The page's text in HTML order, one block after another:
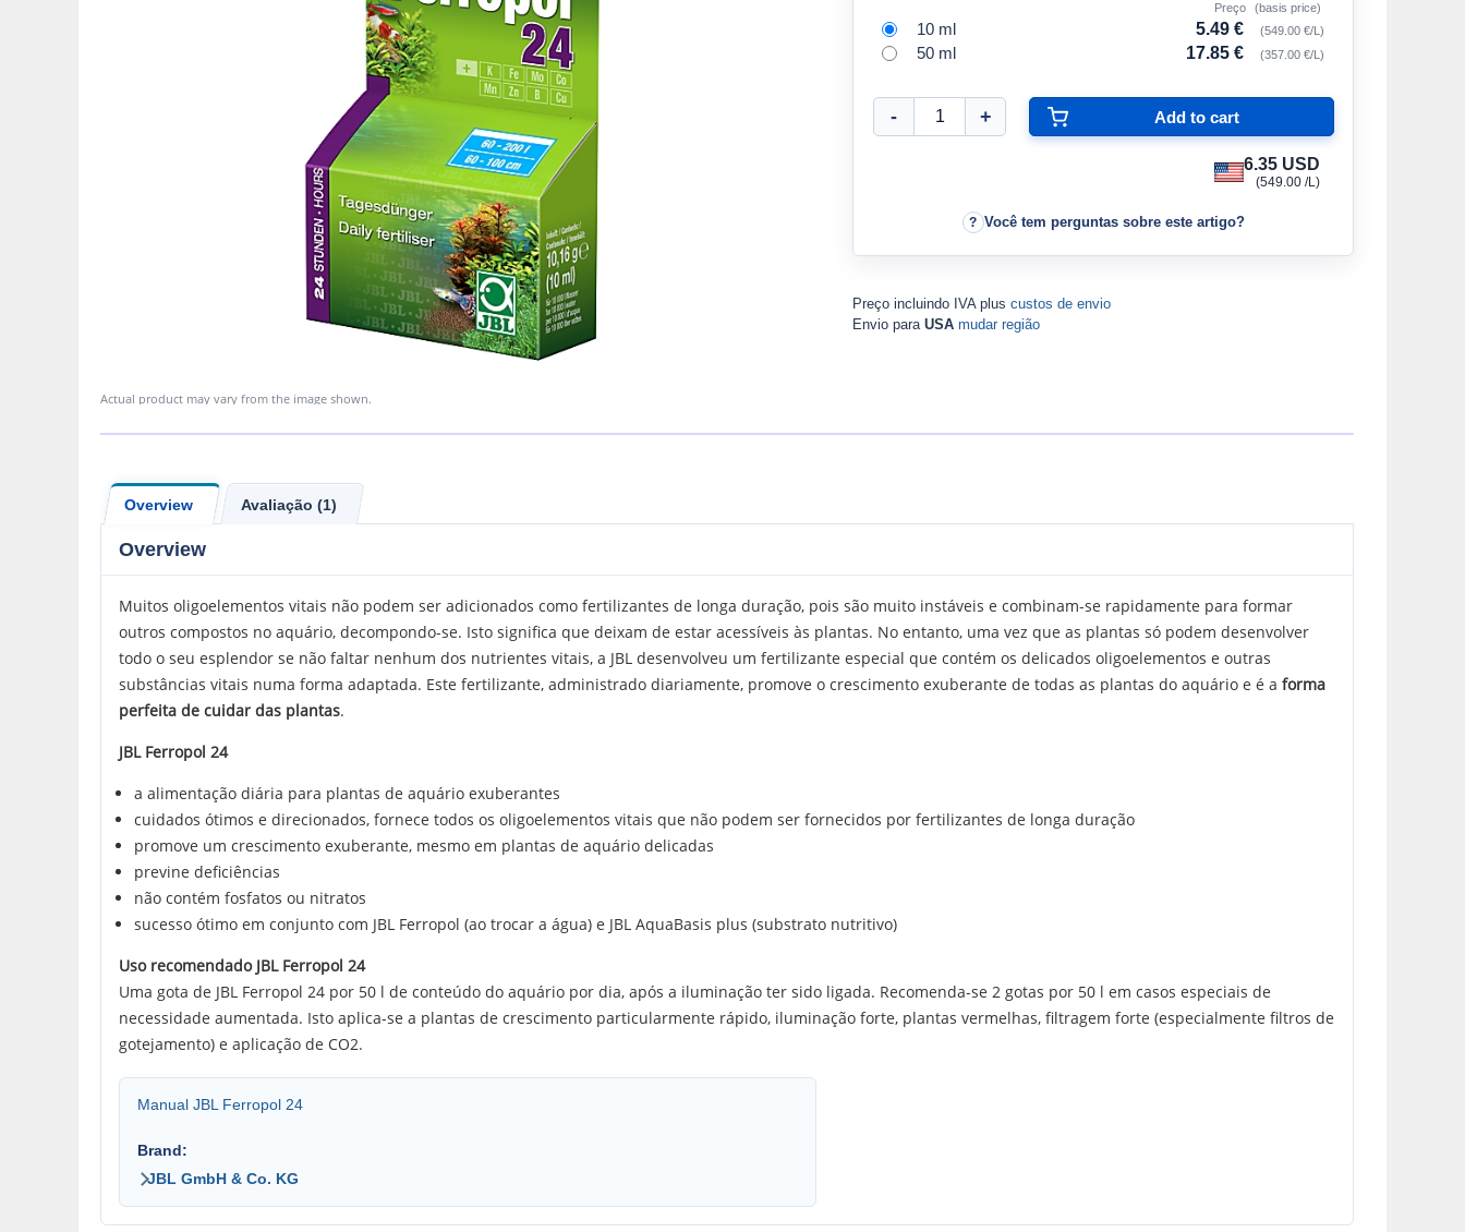
Actual product may vary from the image shown.
Preço (basis price)
10 ml 5.49 € (549.00 €/L)
50 ml 17.85 € (357.00 €/L)
6.35 USD
(549.00 /L)
Você tem perguntas sobre este artigo?
Preço incluindo IVA plus custos de envio
Envio para USA mudar região
Overview Avaliação (1)
Overview
Muitos oligoelementos vitais não podem ser adicionados como fertilizantes de longa duração, pois são muito instáveis e combinam-se rapidamente para formar
outros compostos no aquário, decompondo-se. Isto significa que deixam de estar acessíveis às plantas. No entanto, uma vez que as plantas só podem desenvolver
todo o seu esplendor se não faltar nenhum dos nutrientes vitais, a JBL desenvolveu um fertilizante especial que contém os delicados oligoelementos e outras
substâncias vitais numa forma adaptada. Este fertilizante, administrado diariamente, promove o crescimento exuberante de todas as plantas do aquário e é a forma
perfeita de cuidar das plantas.
JBL Ferropol 24
a alimentação diária para plantas de aquário exuberantes
cuidados ótimos e direcionados, fornece todos os oligoelementos vitais que não podem ser fornecidos por fertilizantes de longa duração
promove um crescimento exuberante, mesmo em plantas de aquário delicadas
previne deficiências
não contém fosfatos ou nitratos
sucesso ótimo em conjunto com JBL Ferropol (ao trocar a água) e JBL AquaBasis plus (substrato nutritivo)
Uso recomendado JBL Ferropol 24
Uma gota de JBL Ferropol 24 por 50 l de conteúdo do aquário por dia, após a iluminação ter sido ligada. Recomenda-se 2 gotas por 50 l em casos especiais de
necessidade aumentada. Isto aplica-se a plantas de crescimento particularmente rápido, iluminação forte, plantas vermelhas, filtragem forte (especialmente filtros de
gotejamento) e aplicação de CO2.
Manual JBL Ferropol 24
Brand:
JBL GmbH & Co. KG